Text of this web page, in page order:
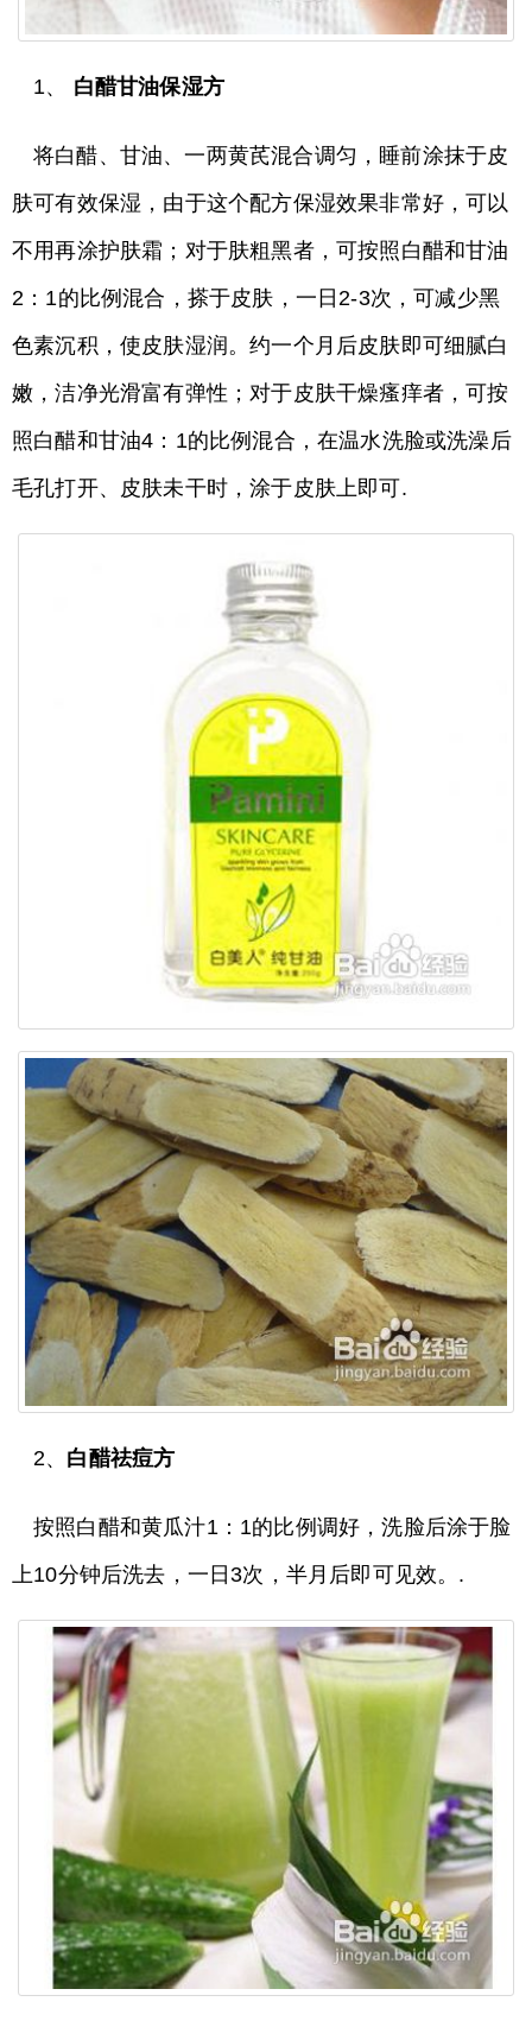
1、 白醋甘油保湿方
将白醋、甘油、一两黄芪混合调匀，睡前涂抹于皮
肤可有效保湿，由于这个配方保湿效果非常好，可以
不用再涂护肤霜；对于肤粗黑者，可按照白醋和甘油
2：1的比例混合，搽于皮肤，一日2-3次，可减少黑
色素沉积，使皮肤湿润。约一个月后皮肤即可细腻白
嫩，洁净光滑富有弹性；对于皮肤干燥瘙痒者，可按
照白醋和甘油4：1的比例混合，在温水洗脸或洗澡后
毛孔打开、皮肤未干时，涂于皮肤上即可.
2、 ​白醋祛痘方​
按照白醋和黄瓜汁1：1的比例调好，洗脸后涂于脸
上10分钟后洗去，一日3次，半月后即可见效。.